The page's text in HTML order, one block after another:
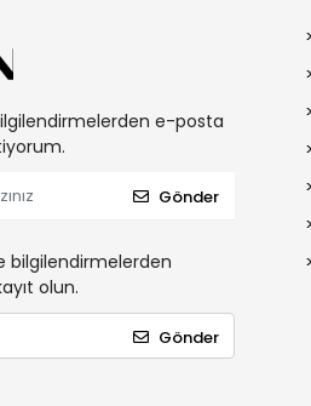
e-posta
Gönder
bilgilendirmelerden
olun.
Gönder